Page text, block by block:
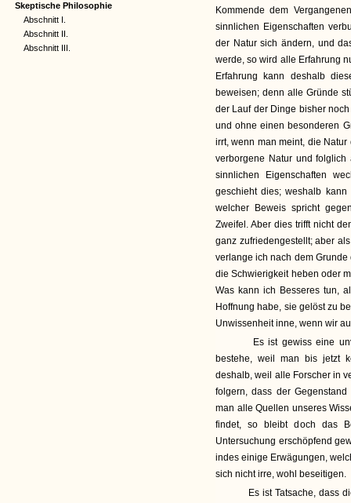
Skeptische Philosophie
Abschnitt I.
Abschnitt II.
Abschnitt III.
Kommende dem
sinnlichen Eigenschaften
der Natur sich ändern, und
werde, so wird alle Erfahrung
Erfahrung kann deshalb
beweisen; denn alle Gründe
der Lauf der Dinge bisher
und ohne einen besonderen
irrt, wenn man meint, die
verborgene Natur und
sinnlichen Eigenschaften
geschieht dies; weshalb
welcher Beweis spricht
Zweifel. Aber dies trifft nicht
ganz zufriedengestellt; aber
verlange ich nach dem
die Schwierigkeit heben oder
Was kann ich Besseres tun,
Hoffnung habe, sie gelöst zu
Unwissenheit inne, wenn wir
Es ist gewiss eine
bestehe, weil man bis jetzt
deshalb, weil alle Forscher in
folgern, dass der
man alle Quellen unseres
findet, so bleibt doch das
Untersuchung erschöpfend
indes einige Erwägungen,
sich nicht irre, wohl beseitigen.
Es ist Tatsache, dass